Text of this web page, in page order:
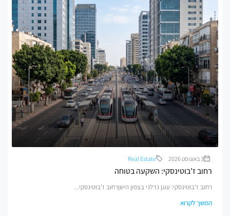
3 באוגוסט 2026 Real Estate
רחוב ז’בוטינסקי: השקעה בטוחה
רחוב ז'בוטינסקי: עוגן נדלני בצפון הישןרחוב ז'בוטינסקי...
המשך לקרוא